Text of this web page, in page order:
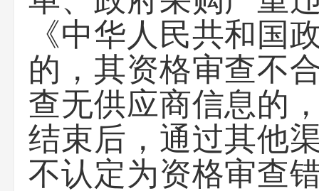
《中华人民共和国
的，其资格审查不
查无供应商信息的
结束后，通过其他
不认定为资格审查